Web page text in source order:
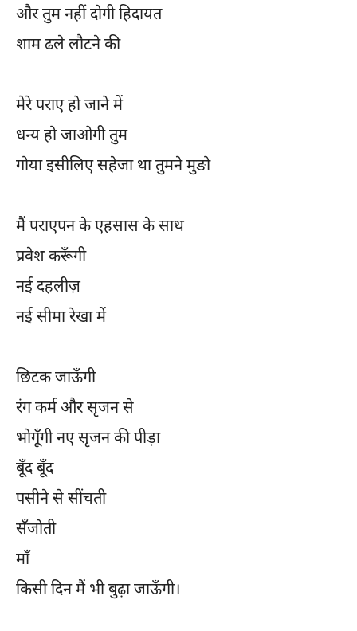
और तुम नहीं दोगी हिदायत
शाम ढले लौटने की
मेरे पराए हो जाने में
धन्य हो जाओगी तुम
गोया इसीलिए सहेजा था तुमने मुङो
मैं पराएपन के एहसास के साथ
प्रवेश करूँगी
नई दहलीज़
नई सीमा रेखा में
छिटक जाऊँगी
रंग कर्म और सृजन से
भोगूँगी नए सृजन की पीड़ा
बूँद बूँद
पसीने से सींचती
सँजोती
माँ
किसी दिन मैं भी बुढ़ा जाऊँगी।